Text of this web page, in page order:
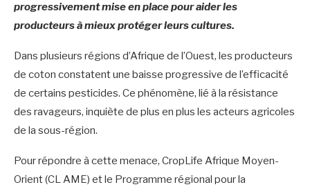
progressivement mise en place pour aider les
producteurs à mieux protéger leurs cultures.
Dans plusieurs régions d’Afrique de l’Ouest, les producteurs
de coton constatent une baisse progressive de l’efficacité
de certains pesticides. Ce phénomène, lié à la résistance
des ravageurs, inquiète de plus en plus les acteurs agricoles
de la sous-région.
Pour répondre à cette menace, CropLife Afrique Moyen-
Orient (CL AME) et le Programme régional pour la